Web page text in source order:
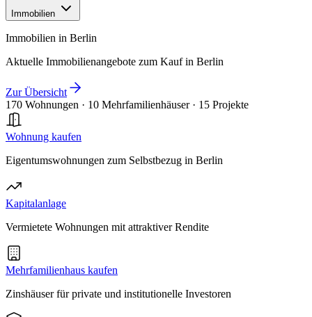
Immobilien
Immobilien in Berlin
Aktuelle Immobilienangebote zum Kauf in Berlin
Zur Übersicht
170 Wohnungen · 10 Mehrfamilienhäuser · 15 Projekte
Wohnung kaufen
Eigentumswohnungen zum Selbstbezug in Berlin
Kapitalanlage
Vermietete Wohnungen mit attraktiver Rendite
Mehrfamilienhaus kaufen
Zinshäuser für private und institutionelle Investoren